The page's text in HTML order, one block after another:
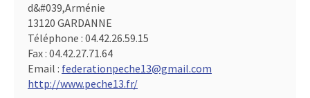
d&#039,Arménie
13120 GARDANNE
Téléphone : 04.42.26.59.15
Fax : 04.42.27.71.64
Email : federationpeche13@gmail.com
http://www.peche13.fr/